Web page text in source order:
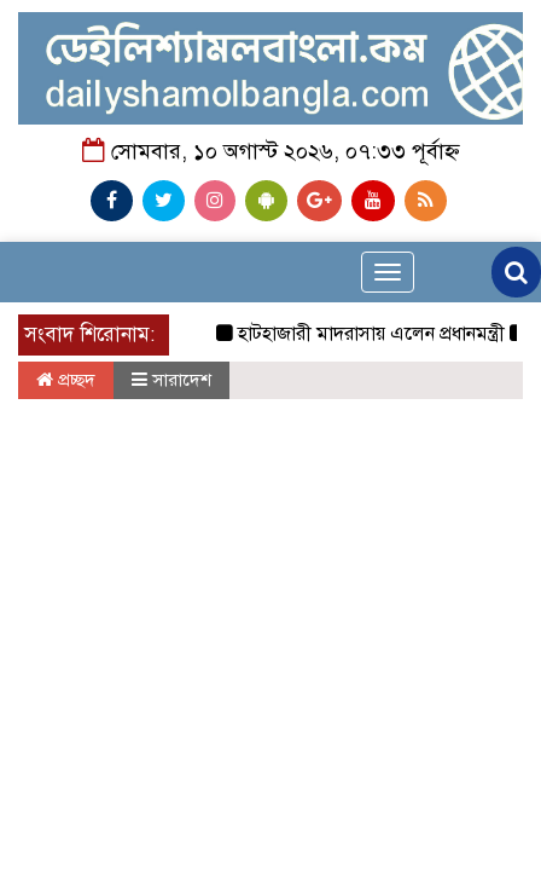
সোমবার, ১০ অগাস্ট ২০২৬, ০৭:৩৩ পূর্বাহ্ন
Toggle
navigation
সংবাদ শিরোনাম:
হাটহাজারী মাদরাসায় এলেন প্রধানমন্ত্রী নৃত্য,
প্রচ্ছদ সারাদেশ